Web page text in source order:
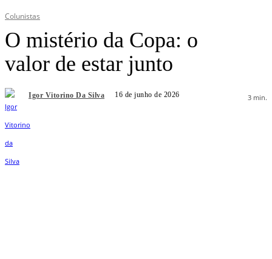
Colunistas
O mistério da Copa: o
valor de estar junto
Igor Vitorino Da Silva 16 de junho de 2026 3 min.